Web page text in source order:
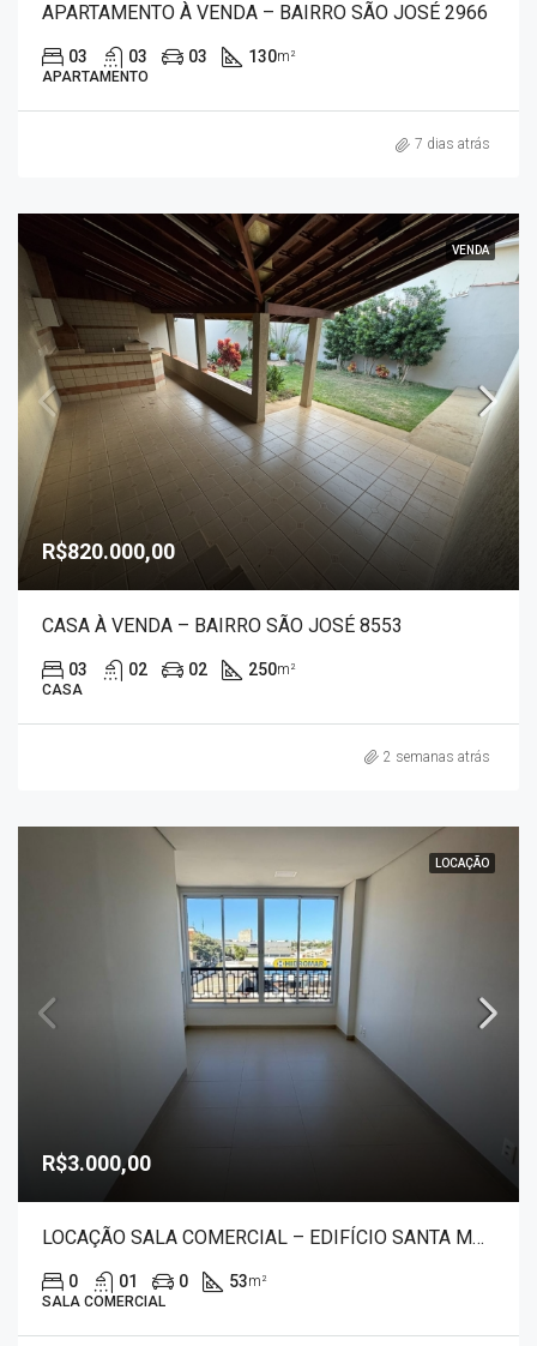
APARTAMENTO À VENDA – BAIRRO SÃO JOSÉ 2966
03 03 03 130m²
APARTAMENTO
7 dias atrás
VENDA
R$820.000,00
CASA À VENDA – BAIRRO SÃO JOSÉ 8553
03 02 02 250m²
CASA
2 semanas atrás
LOCAÇÃO
R$3.000,00
LOCAÇÃO SALA COMERCIAL – EDIFÍCIO SANTA MARIA 1325
0 01 0 53m²
SALA COMERCIAL